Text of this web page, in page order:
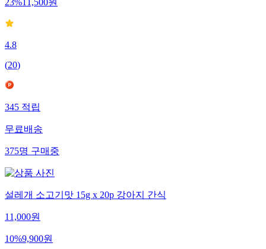
23%11,500원
4.8
(20)
345적립
무료배송
375명구매중
설레개 소고기맛 15g x 20p 강아지 간식
11,000원
10%9,900원